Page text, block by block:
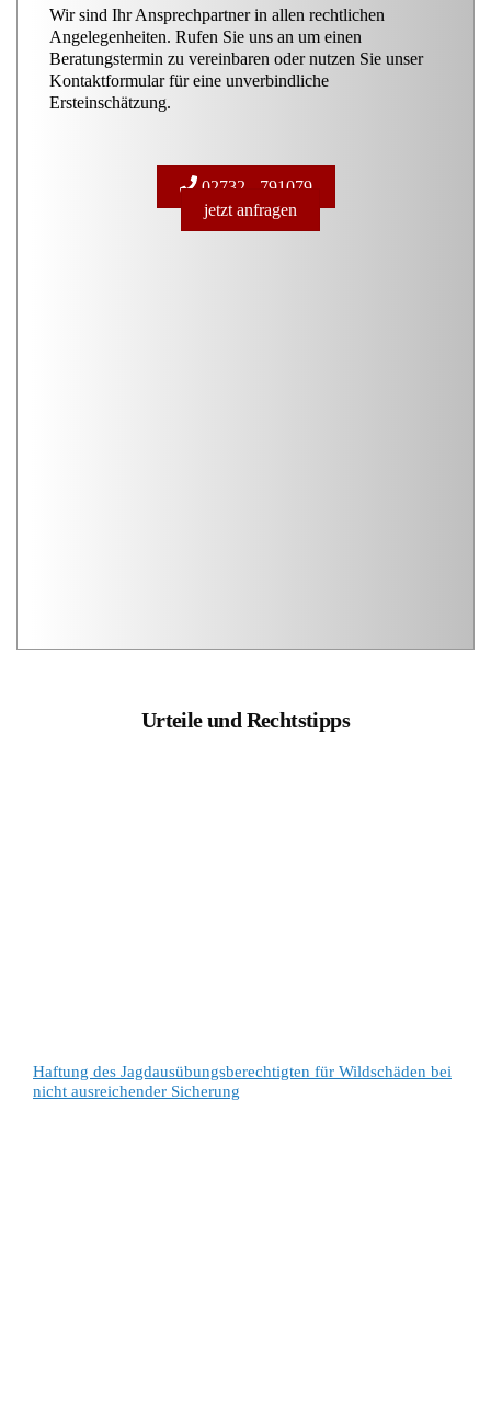
Wir sind Ihr Ansprechpartner in allen rechtlichen
Angelegenheiten. Rufen Sie uns an um einen
Beratungstermin zu vereinbaren oder nutzen Sie unser
Kontaktformular für eine unverbindliche
Ersteinschätzung.
02732 - 791079
jetzt anfragen
Urteile und Rechtstipps
Haftung des Jagdausübungsberechtigten für Wildschäden bei
nicht ausreichender Sicherung